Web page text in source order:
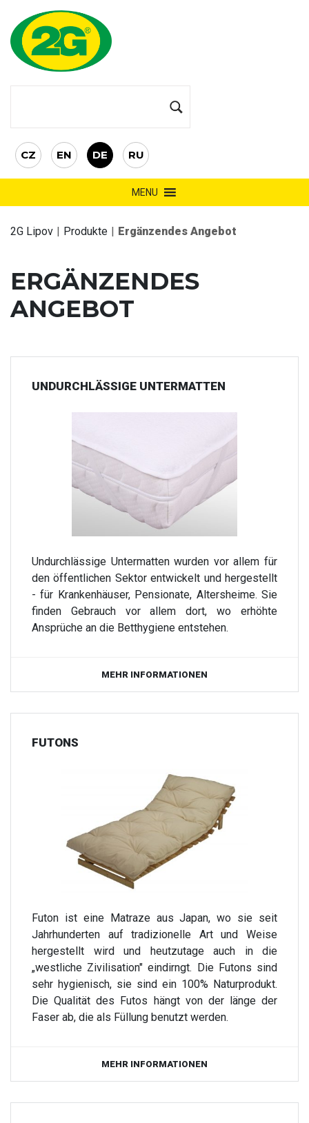
CZ EN DE RU
MENU
2G Lipov | Produkte | Ergänzendes Angebot
ERGÄNZENDES
ANGEBOT
UNDURCHLÄSSIGE UNTERMATTEN
Undurchlässige Untermatten wurden vor allem für
den öffentlichen Sektor entwickelt und hergestellt
- für Krankenhäuser, Pensionate, Altersheime. Sie
finden Gebrauch vor allem dort, wo erhöhte
Ansprüche an die Betthygiene entstehen.
MEHR INFORMATIONEN
FUTONS
Futon ist eine Matraze aus Japan, wo sie seit
Jahrhunderten auf tradizionelle Art und Weise
hergestellt wird und heutzutage auch in die
„westliche Zivilisation" eindirngt. Die Futons sind
sehr hygienisch, sie sind ein 100% Naturprodukt.
Die Qualität des Futos hängt von der länge der
Faser ab, die als Füllung benutzt werden.
MEHR INFORMATIONEN